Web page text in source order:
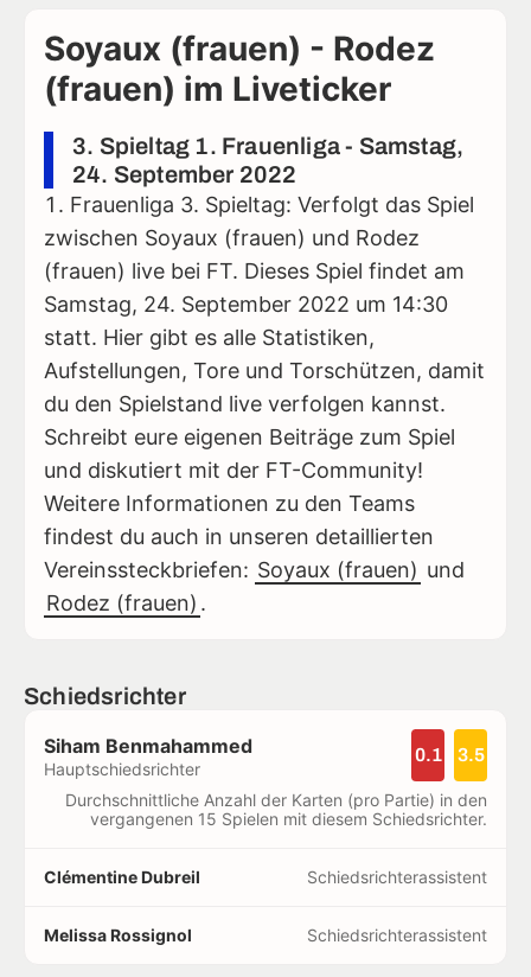
Soyaux (frauen) - Rodez
(frauen) im Liveticker
3. Spieltag 1. Frauenliga - Samstag,
24. September 2022
Frauenliga 3. Spieltag: Verfolgt das Spiel
zwischen Soyaux (frauen) und Rodez
(frauen) live bei FT. Dieses Spiel findet am
Samstag, 24. September 2022 um 14:30
statt. Hier gibt es alle Statistiken,
Aufstellungen, Tore und Torschützen, damit
du den Spielstand live verfolgen kannst.
Schreibt eure eigenen Beiträge zum Spiel
und diskutiert mit der FT-Community!
Weitere Informationen zu den Teams
findest du auch in unseren detaillierten
Vereinssteckbriefen: Soyaux (frauen) und
Rodez (frauen) .
Schiedsrichter
Siham Benmahammed
Hauptschiedsrichter
0.1 3.5
Durchschnittliche Anzahl der Karten (pro Partie) in den
vergangenen 15 Spielen mit diesem Schiedsrichter.
Clémentine Dubreil Schiedsrichterassistent
Melissa Rossignol Schiedsrichterassistent